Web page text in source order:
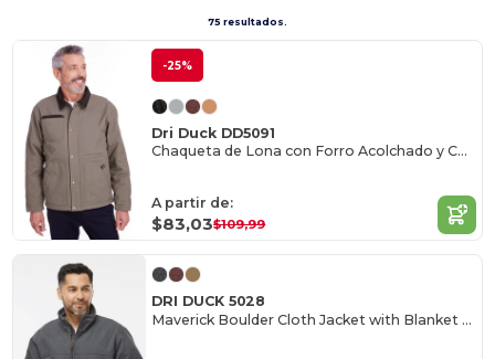
75 resultados.
-25%
Dri Duck DD5091
Chaqueta de Lona con Forro Acolchado y Cuello de Pana
A partir de:
$83,03$109,99
DRI DUCK 5028
Maverick Boulder Cloth Jacket with Blanket Lining